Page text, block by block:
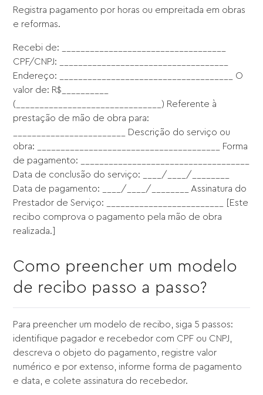
Registra pagamento por horas ou empreitada em obras
e reformas.
Recebi de: ___________________________________
CPF/CNPJ: ____________________________________
Endereço: _____________________________________ O
valor de: R$__________
(_______________________________) Referente à
prestação de mão de obra para:
________________________ Descrição do serviço ou
obra: _______________________________________ Forma
de pagamento: ____________________________________
Data de conclusão do serviço: ____/____/________
Data de pagamento: ____/____/________ Assinatura do
Prestador de Serviço: _________________________ [Este
recibo comprova o pagamento pela mão de obra
realizada.]
Como preencher um modelo
de recibo passo a passo?
Para preencher um modelo de recibo, siga 5 passos:
identifique pagador e recebedor com CPF ou CNPJ,
descreva o objeto do pagamento, registre valor
numérico e por extenso, informe forma de pagamento
e data, e colete assinatura do recebedor.